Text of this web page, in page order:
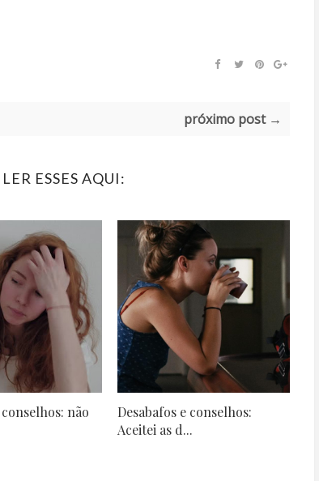
próximo post →
ESSES AQUI:
não
Desabafos e conselhos:
Aceitei as d...